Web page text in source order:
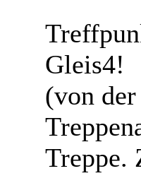
Gleis4!
(von
Treppe.